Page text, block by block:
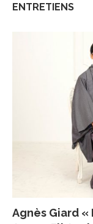
ENTRETIENS
Agnès Giard